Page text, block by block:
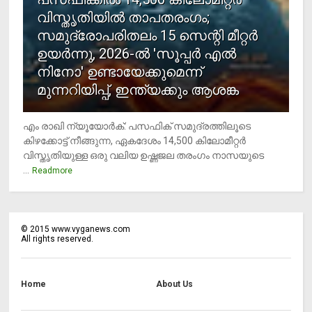
വിസ്തൃതിയില്‍ താപതരംഗം;
സമുദ്രോപരിതലം 15 സെന്റി മീറ്റര്‍
ഉയര്‍ന്നു, 2026-ല്‍ 'സൂപ്പര്‍ എല്‍
നിനോ' ഉണ്ടായേക്കുമെന്ന്
മുന്നറിയിപ്പ്, ഇന്ത്യക്കും ആശങ്ക
എം രാഖി ന്യൂയോര്‍ക്: പസഫിക് സമുദ്രത്തിലൂടെ
കിഴക്കോട്ട് നീങ്ങുന്ന, ഏകദേശം 14,500 കിലോമീറ്റര്‍
വിസ്തൃതിയുള്ള ഒരു വലിയ ഉഷ്ണജല തരംഗം നാസയുടെ
Readmore
© 2015 www.vyganews.com
All rights reserved.
Home About Us